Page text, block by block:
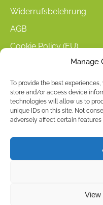
Manage
To provide the best
store and/or access device
technologies will allow us to
unique IDs on this site. Not
adversely affect certain features
View
Widerrufsbelehrung
AGB
Cookie Policy (EU)
Mein Konto
Warenkorb
Zahlungsarten